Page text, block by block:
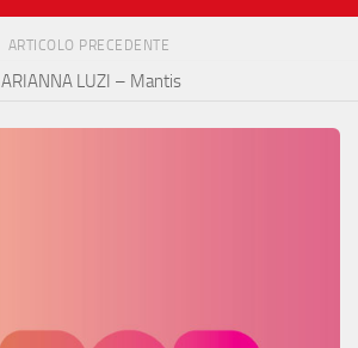
ARTICOLO PRECEDENTE
ARIANNA LUZI – Mantis